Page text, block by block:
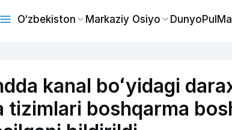
O‘zbekiston Markaziy Osiyo DunyoPul
kanal boʻyidagi
boshqarma